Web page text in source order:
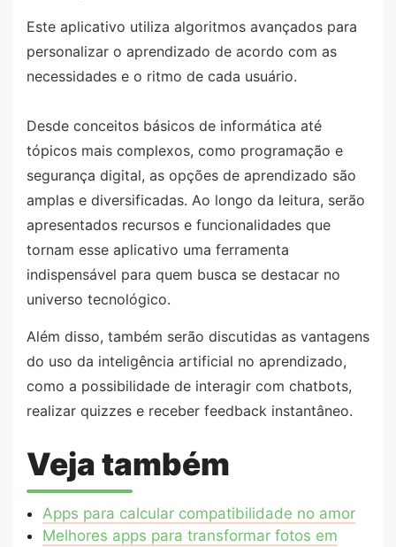
Este aplicativo utiliza algoritmos avançados para
personalizar o aprendizado de acordo com as
necessidades e o ritmo de cada usuário.
Desde conceitos básicos de informática até
tópicos mais complexos, como programação e
segurança digital, as opções de aprendizado são
amplas e diversificadas. Ao longo da leitura, serão
apresentados recursos e funcionalidades que
tornam esse aplicativo uma ferramenta
indispensável para quem busca se destacar no
universo tecnológico.
Além disso, também serão discutidas as vantagens
do uso da inteligência artificial no aprendizado,
como a possibilidade de interagir com chatbots,
realizar quizzes e receber feedback instantâneo.
Veja também
Apps para calcular compatibilidade no amor
Melhores apps para transformar fotos em